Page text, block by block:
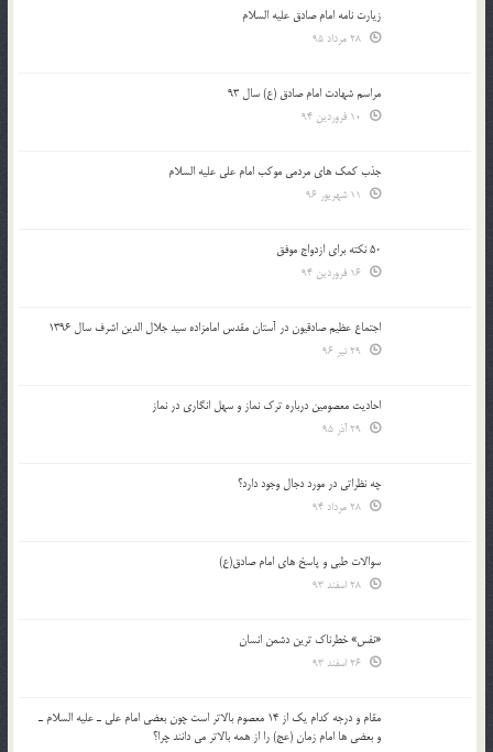
زیارت نامه امام صادق علیه السلام
مراسم شهادت امام صادق (ع) سال 93
جذب کمک های مردمی موکب امام علی علیه السلام
50 نکته برای ازدواج موفق
اجتماع عظیم صادقیون در آستان مقدس امامزاده سید جلال الدین اشرف سال 1396
احادیث معصومین درباره ترک نماز و سهل انگاری در نماز
چه نظراتی در مورد دجال وجود دارد؟
سوالات طبی و پاسخ های امام صادق(ع)
«نفس» خطرناک ترین دشمن انسان
مقام و درجه كدام يك از 14 معصوم بالاتر است چون بعضي امام علي ـ عليه السلام ـ
و بعضي ها امام زمان (عج) را از همه بالاتر مي دانند چرا؟